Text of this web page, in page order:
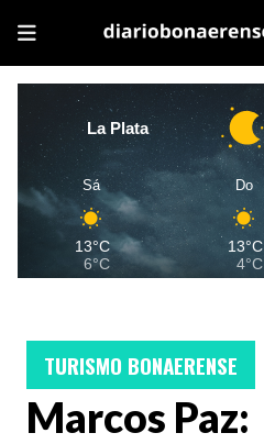
La Plata
Sá
13°C
6°C
Do
13°C
4°C
Marcos Paz:
TURISMO BONAERENSE